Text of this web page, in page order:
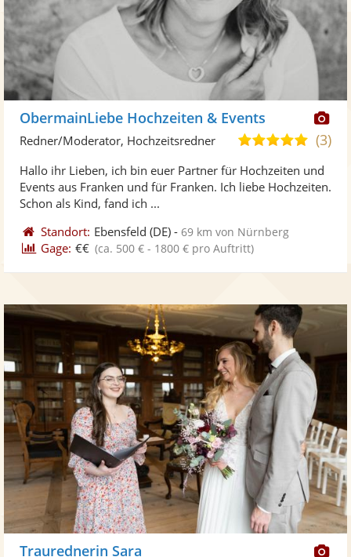
ObermainLiebe Hochzeiten & Events
5,0
5
(3)
Redner/Moderator, Hochzeitsredner
Hallo ihr Lieben, ich bin euer Partner für Hochzeiten und
Events aus Franken und für Franken. Ich liebe Hochzeiten.
Schon als Kind, fand ich ...
Standort: Ebensfeld (DE) -69 km von Nürnberg
Gage: €€ (ca. 500 € - 1800 € pro Auftritt)
Traurednerin Sara